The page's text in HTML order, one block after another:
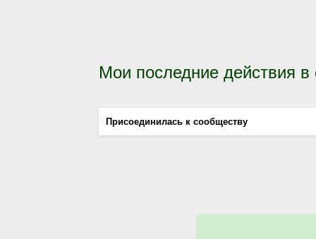
Мои последние действия
Присоединилась к сообществу